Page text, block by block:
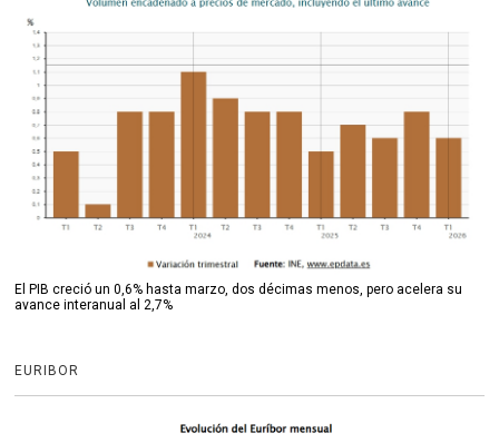
El PIB creció un 0,6% hasta marzo, dos décimas menos, pero acelera su
avance interanual al 2,7%
EURIBOR